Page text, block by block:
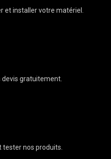
et installer votre matériel.
devis gratuitement.
tester nos produits.